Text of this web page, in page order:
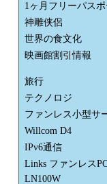
1ヶ月フリーパスポ
神雕侠侶
世界の食文化
映画館割引情報
旅行
テクノロジ
ファンレス小型サ
Willcom D4
IPv6通信
Links ファンレス
LN100W